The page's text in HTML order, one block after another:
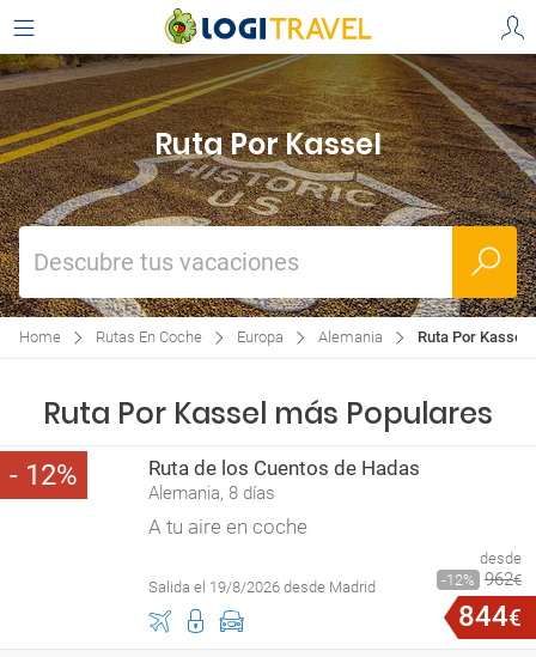
Ruta Por Kassel
Descubre tus vacaciones
Home Rutas En Coche Europa Alemania Ruta Por Kassel
Ruta Por Kassel más Populares
12 Ruta de los Cuentos de Hadas
Alemania, 8 días
A tu aire en coche
Salida el 19/8/2026 desde Madrid
desde
12
962€
844€